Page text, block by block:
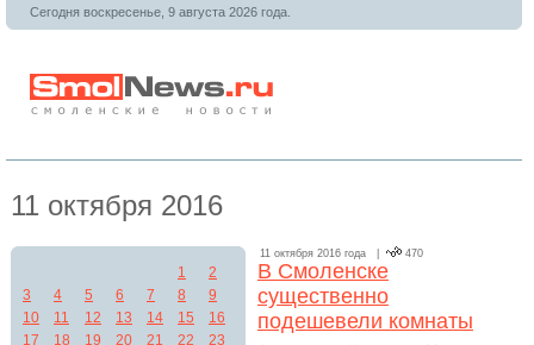
Сегодня воскресенье, 9 августа 2026 года.
11 октября 2016
1
2
3
4 5 6 7 8
9
10
11 12 13 14 15
16
17
18 19 20 21 22
23
11 октября 2016 года | 470
В Смоленске
существенно
подешевели комнаты